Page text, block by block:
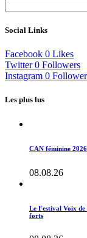
Social Links
Facebook 0 Likes
Twitter 0 Followers
Instagram 0
Les plus lus
CAN féminine 2026
08.08.26
Le Festival Voix de
forts